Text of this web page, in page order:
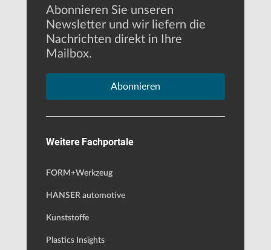
Abonnieren Sie unseren
Newsletter und wir liefern die
Nachrichten direkt in Ihre
Mailbox.
Abonnieren
Weitere Fachportale
FORM+Werkzeug
HANSER automotive
Kunststoffe
Plastics Insights